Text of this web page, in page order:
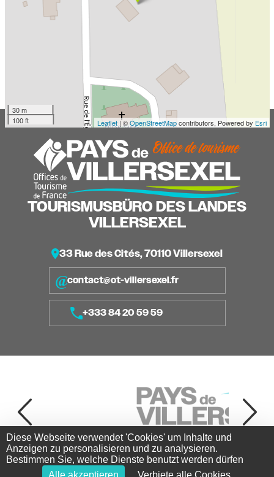
30 m
100 ft
Leaflet| ©OpenStreetMapcontributors, Powered by Esri
TOURISMUSBÜRO DES LANDES
VILLERSEXEL
33 Rue des Cités, 70110 Villersexel
contact@ot-villersexel.fr
+333 84 20 59 59
Diese Webseite verwendet 'Cookies' um Inhalte und
Anzeigen zu personalisieren und zu analysieren.
Bestimmen Sie, welche Dienste benutzt werden dürfen
Alle akzeptieren
Verbiete alle Cookies